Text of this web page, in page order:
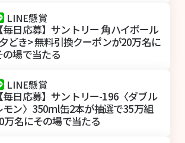
LINE懸賞
【毎日応募】サントリー 角ハイボール
どき> 無料引換クーポンが20万名に
の場で当たる
LINE懸賞
【毎日応募】サントリー-196〈ダブル
モン〉350ml缶2本が抽選で35万組
万名にその場で当たる